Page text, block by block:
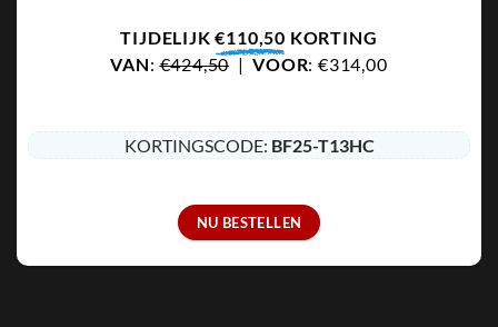
TIJDELIJK€110,50 KORTING
VAN:€424,50|VOOR: €314,00
KORTINGSCODE: BF25-T13HC
NU BESTELLEN